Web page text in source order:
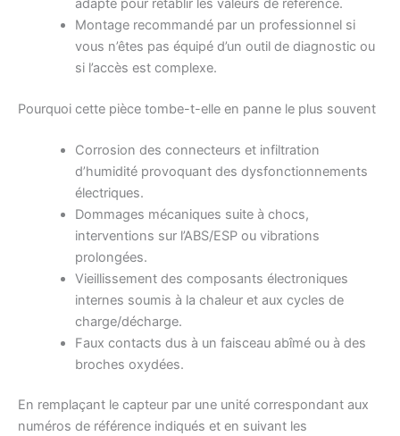
adapté pour rétablir les valeurs de référence.
Montage recommandé par un professionnel si
vous n’êtes pas équipé d’un outil de diagnostic ou
si l’accès est complexe.
Pourquoi cette pièce tombe-t-elle en panne le plus souvent
Corrosion des connecteurs et infiltration
d’humidité provoquant des dysfonctionnements
électriques.
Dommages mécaniques suite à chocs,
interventions sur l’ABS/ESP ou vibrations
prolongées.
Vieillissement des composants électroniques
internes soumis à la chaleur et aux cycles de
charge/décharge.
Faux contacts dus à un faisceau abîmé ou à des
broches oxydées.
En remplaçant le capteur par une unité correspondant aux
numéros de référence indiqués et en suivant les